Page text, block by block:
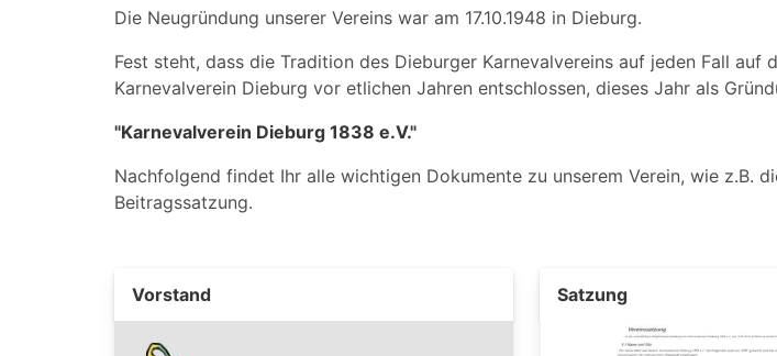
Die Neugründung unserer Vereins war am 17.10.1948 in Dieburg.
Fest steht, dass die Tradition des Dieburger Karnevalvereins auf jeden Fall
Karnevalverein Dieburg vor etlichen Jahren entschlossen, dieses Jahr als
"Karnevalverein Dieburg 1838 e.V."
Nachfolgend findet Ihr alle wichtigen Dokumente zu unserem Verein, wie z.B.
Beitragssatzung.
Vorstand Satzung